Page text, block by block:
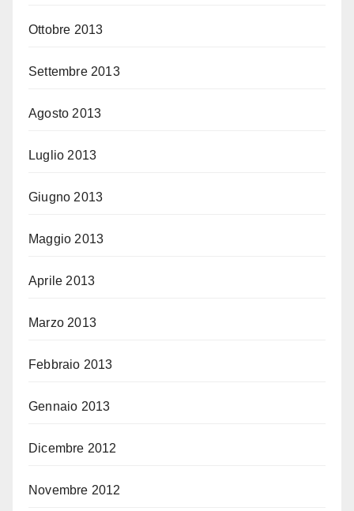
Ottobre 2013
Settembre 2013
Agosto 2013
Luglio 2013
Giugno 2013
Maggio 2013
Aprile 2013
Marzo 2013
Febbraio 2013
Gennaio 2013
Dicembre 2012
Novembre 2012